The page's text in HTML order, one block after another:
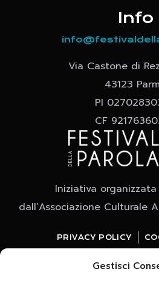
Gestisci
Info
Via Castone di
43123
PI
CF
Iniziativa
dall’Associazione Culturale
PRIVACY POLICY